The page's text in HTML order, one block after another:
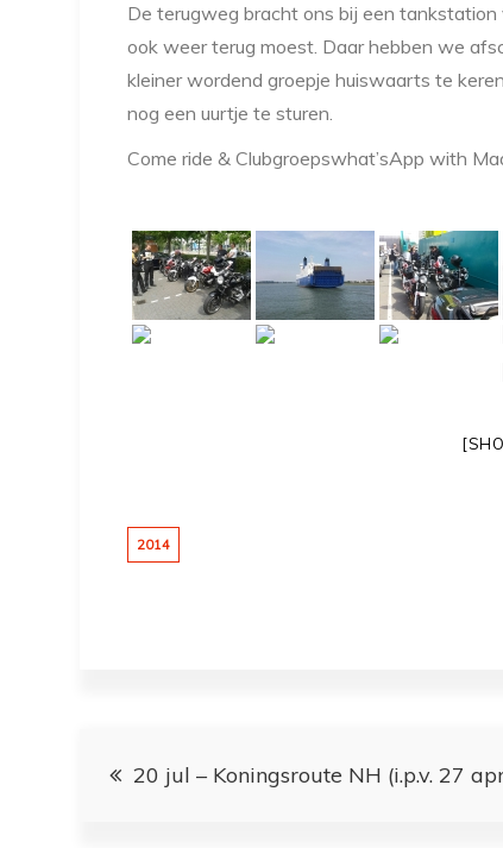
De terugweg bracht ons bij een
ook weer terug moest. Daar hebben we
kleiner wordend groepje huiswaarts te
nog een uurtje te sturen.
Come ride & Clubgroepswhat’sApp with
2014
Bericht
20 jul – Koningsroute NH (i.p.v. 27